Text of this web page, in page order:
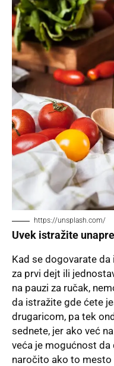
https://unsplash.com/
Uvek istražite
Kad se dogovarate
za prvi dejt ili
na pauzi za ručak,
da istražite gde ćete
drugaricom, pa tek
sednete, jer ako već
veća je mogućnost
naročito ako to mesto